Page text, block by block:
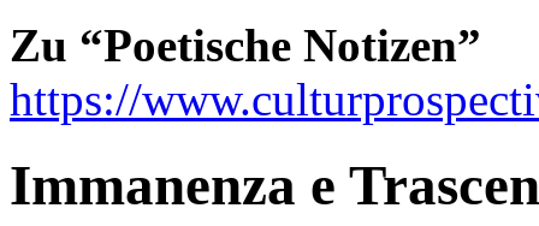
Zu “Poetische Notizen”
https://
Immanenza e